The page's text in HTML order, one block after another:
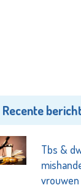
Recente
Tbs &
vrouwen